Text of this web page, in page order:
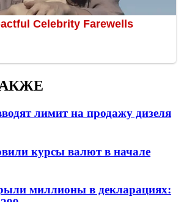
лимит на продажу дизеля
курсы валют в начале
миллионы в декларациях: